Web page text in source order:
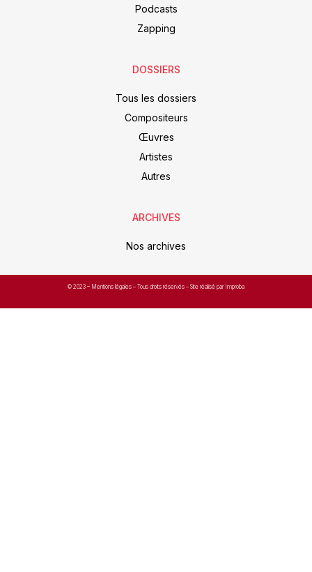
Podcasts
Zapping
DOSSIERS
Tous les dossiers
Compositeurs
Œuvres
Artistes
Autres
ARCHIVES
Nos archives
© 2023 – Mentions légales – Tous droits réservés – Site réalisé par Improba